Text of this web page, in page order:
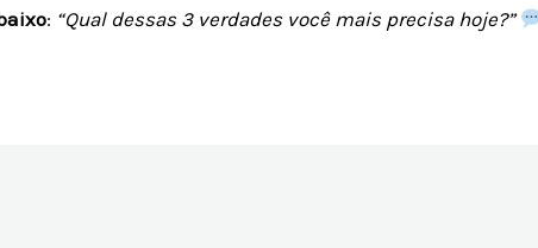
: “Qual dessas 3 verdades você mais precisa hoje?”